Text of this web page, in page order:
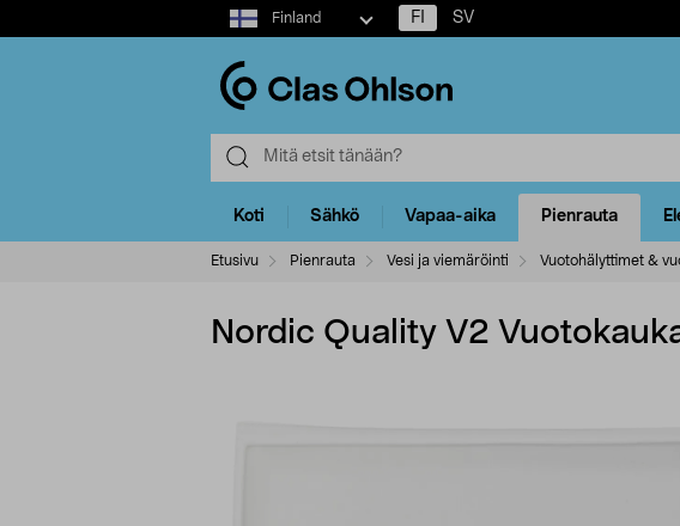
Select
market
Finland FI SV
Koti Sähkö Vapaa-aika Pienrauta
Etusivu Pienrauta Vesi ja viemäröinti Vuotohälyttimet &
Nordic Quality V2